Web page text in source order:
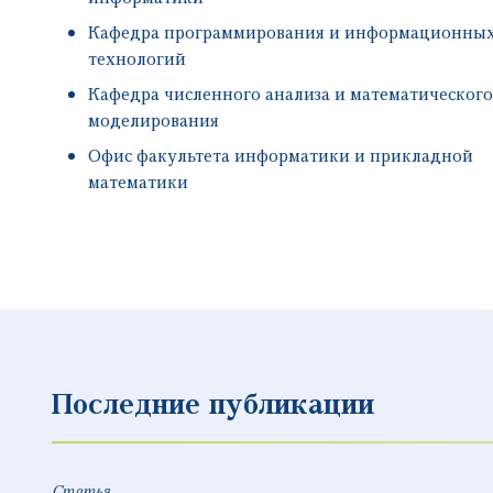
Кафедра программирования и
технологий
Кафедра численного анализа и математического
моделирования
Офис факультета информатики и прикладной
математики
Последние публикации